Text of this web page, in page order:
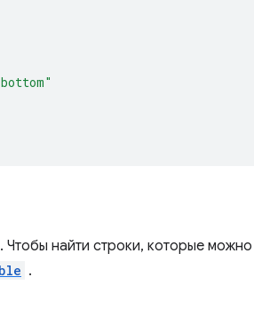
найти строки, которые
.